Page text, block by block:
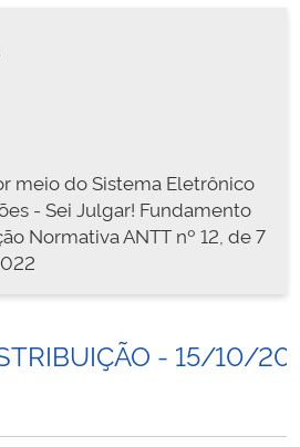
meio do Sistema Eletrônico
- Sei Julgar! Fundamento
Normativa ANTT nº 12, de 7
- 15/10/